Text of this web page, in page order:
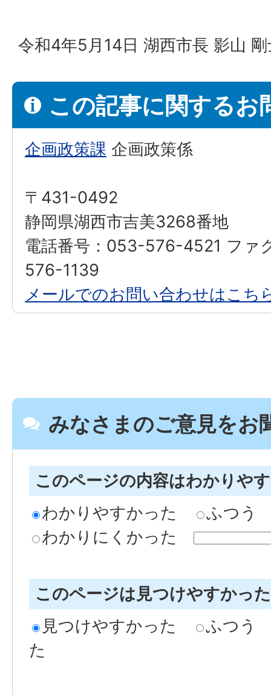
令和4年5月14日 湖西市長 影山 剛
この記事に関するお
企画政策課 企画政策係
〒431-0492
静岡県湖西市吉美3268番地
電話番号：053-576-4521 ファ
576-1139
メールでのお問い合わせはこち
みなさまのご意見をお
このページの内容はわかりや
わかりやすかった
ふつう
わかりにくかった
このページは見つけやすかっ
見つけやすかった
ふつう
た